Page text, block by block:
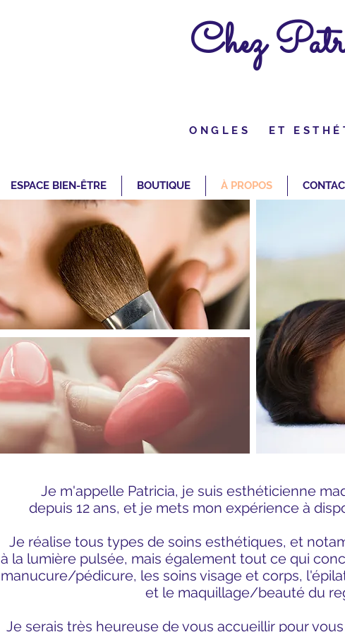
Chez
ONGLES ET
ESPACE BIEN-ÊTRE BOUTIQUE À PROPOS
Je m'appelle Patricia, je suis esthéticienne
depuis 12 ans, et je mets mon expérience à
Je réalise tous types de soins esthétiques, et
à la lumière pulsée, mais également tout ce qui
manucure/pédicure, les soins visage et corps,
et le maquillage/beauté du
Je serais très heureuse de vous accueillir pour